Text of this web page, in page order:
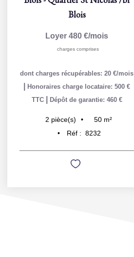
Blois
Loyer 480 €/mois
charges comprises
dont charges récupérables: 20 €/mois
Honoraires charge locataire: 500 €
TTC
Dépôt de garantie: 460 €
2 pièce(s) 50 m²
Réf : 8232